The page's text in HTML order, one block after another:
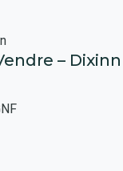
– Dixinn